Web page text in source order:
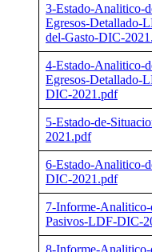
3-Estado-Analitico-
Egresos-Detallado-
del-Gasto-DIC-
4-Estado-Analitico-
Egresos-Detallado-
DIC-2021.pdf
5-Estado-de-
2021.pdf
6-Estado-Analitico-
DIC-2021.pdf
7-Informe-
Pasivos-LDF-DIC-
8-Informe-Analitico-